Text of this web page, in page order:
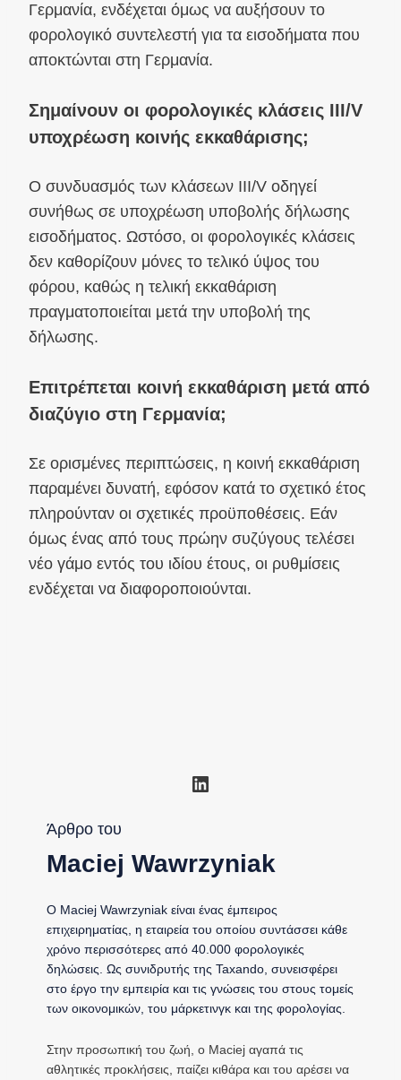
Γερμανία, ενδέχεται όμως να αυξήσουν το
φορολογικό συντελεστή για τα εισοδήματα που
αποκτώνται στη Γερμανία.
Σημαίνουν οι φορολογικές κλάσεις III/V
υποχρέωση κοινής εκκαθάρισης;
Ο συνδυασμός των κλάσεων III/V οδηγεί
συνήθως σε υποχρέωση υποβολής δήλωσης
εισοδήματος. Ωστόσο, οι φορολογικές κλάσεις
δεν καθορίζουν μόνες το τελικό ύψος του
φόρου, καθώς η τελική εκκαθάριση
πραγματοποιείται μετά την υποβολή της
δήλωσης.
Επιτρέπεται κοινή εκκαθάριση μετά από
διαζύγιο στη Γερμανία;
Σε ορισμένες περιπτώσεις, η κοινή εκκαθάριση
παραμένει δυνατή, εφόσον κατά το σχετικό έτος
πληρούνταν οι σχετικές προϋποθέσεις. Εάν
όμως ένας από τους πρώην συζύγους τελέσει
νέο γάμο εντός του ιδίου έτους, οι ρυθμίσεις
ενδέχεται να διαφοροποιούνται.
Linkedin
Άρθρο του
Maciej Wawrzyniak
Ο Maciej Wawrzyniak είναι ένας έμπειρος
επιχειρηματίας, η εταιρεία του οποίου συντάσσει κάθε
χρόνο περισσότερες από 40.000 φορολογικές
δηλώσεις. Ως συνιδρυτής της Taxando, συνεισφέρει
στο έργο την εμπειρία και τις γνώσεις του στους τομείς
των οικονομικών, του μάρκετινγκ και της φορολογίας.
Στην προσωπική του ζωή, ο Maciej αγαπά τις
αθλητικές προκλήσεις, παίζει κιθάρα και του αρέσει να